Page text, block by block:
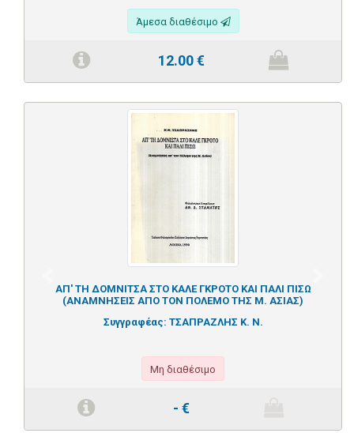
Άμεσα διαθέσιμο
12.00€
ΑΠ' ΤΗ ΔΟΜΝΙΤΣΑ ΣΤΟ ΚΑΛΕ ΓΚΡΟΤΟ ΚΑΙ ΠΑΛΙ ΠΙΣΩ
(ΑΝΑΜΝΗΣΕΙΣ ΑΠΟ ΤΟΝ ΠΟΛΕΜΟ ΤΗΣ Μ. ΑΣΙΑΣ)
Συγγραφέας: ΤΣΑΠΡΑΖΛΗΣ Κ. Ν.
Μη διαθέσιμο
- €
Previous